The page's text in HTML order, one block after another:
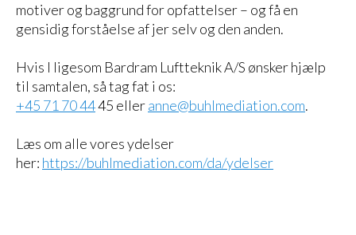
motiver og baggrund for opfattelser – og få en
gensidig forståelse af jer selv og den anden.
Hvis I ligesom Bardram Luftteknik A/S ønsker hjælp
til samtalen, så tag fat i os:
+45 71 70 4445 elleranne@buhlmediation.com.
Læs om alle vores ydelser
her: https://buhlmediation.com/da/ydelser